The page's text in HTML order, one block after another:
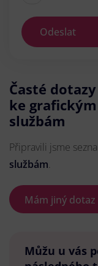
Odeslat
Časté dotazy
ke grafickým
službám
Připravili jsme
službám.
Mám jiný dotaz
Můžu u vás